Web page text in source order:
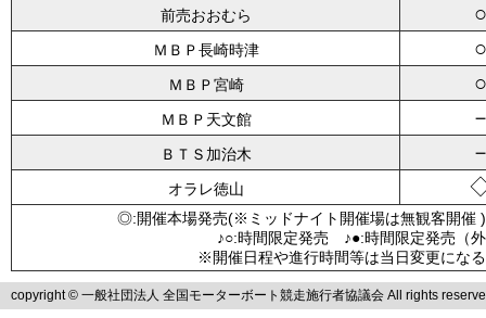
前売おおむら ○
ＭＢＰ長崎時津 ○
ＭＢＰ宮崎 ○
ＭＢＰ天文館
ＢＴＳ加治木
オラレ徳山
◎:開催本場発売(※ミッドナイト開催場は無観客
♪○:時間限定発売 ♪●:時間限定発売
※開催日程や進行時間等は当日変更にな
copyright © 一般社団法人 全国モーターボート競走施行者協議会 All rights